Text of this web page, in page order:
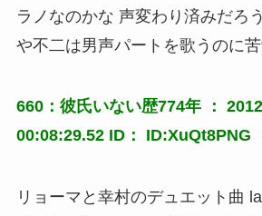
ラノなのかな 声変わり済みだろ
や不二は男声パートを歌うのに
660：彼氏いない歴774年 ：
00:08:29.52 ID： ID:XuQt8PNG
リョーマと幸村のデュエット曲